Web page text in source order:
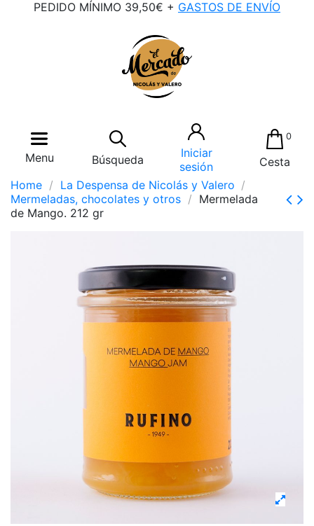
PEDIDO MÍNIMO 39,50€ + GASTOS DE ENVÍO
Menu Búsqueda
Iniciar
sesión
0
Cesta
Home
La Despensa de Nicolás y Valero
Mermeladas, chocolates y otros
Mermelada
de Mango. 212 gr